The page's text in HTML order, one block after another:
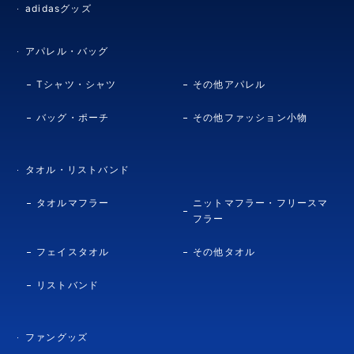
adidasグッズ
アパレル・バッグ
Tシャツ・シャツ その他アパレル
バッグ・ポーチ その他ファッション小物
タオル・リストバンド
タオルマフラー
ニットマフラー・フリースマ
フラー
フェイスタオル その他タオル
リストバンド
ファングッズ